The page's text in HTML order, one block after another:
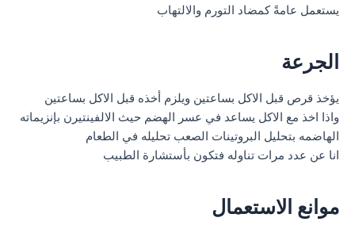
يستعمل عامةً كمضاد التورم والالتهاب
الجرعة
يؤخذ قرص قبل الاكل بساعتين ويلزم أخذه قبل الاكل بساعتين
واذا اخذ مع الاكل يساعد في عسر الهضم حيث الالفينتيرن بإنزيماته
الهاضمه بتحليل البروتينات الصعب تحليله في الطعام
انا عن عدد مرات تناوله فتكون بأستشارة الطبيب
موانع الاستعمال